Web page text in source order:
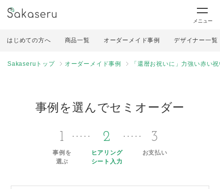
メニュー
はじめての方へ 商品一覧 オーダーメイド事例 デザイナー一覧
Sakaseruトップ オーダーメイド事例 「還暦お祝いに」力強い赤い
事例を選んでセミオーダー
1
事例を
選ぶ
2
ヒアリング
シート入力
3
お支払い